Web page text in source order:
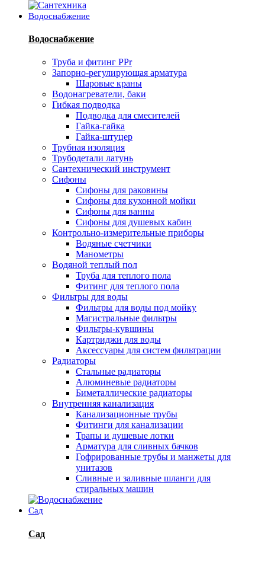
Водоснабжение
Водоснабжение
Труба и фитинг PPr
Запорно-регулирующая арматура
Шаровые краны
Водонагреватели, баки
Гибкая подводка
Подводка для смесителей
Гайка-гайка
Гайка-штуцер
Трубная изоляция
Трубодетали латунь
Сантехнический инструмент
Сифоны
Сифоны для раковины
Сифоны для кухонной мойки
Сифоны для ванны
Сифоны для душевых кабин
Контрольно-измерительные приборы
Водяные счетчики
Манометры
Водяной теплый пол
Труба для теплого пола
Фитинг для теплого пола
Фильтры для воды
Фильтры для воды под мойку
Магистральные фильтры
Фильтры-кувшины
Картриджи для воды
Аксессуары для систем фильтрации
Радиаторы
Стальные радиаторы
Алюминевые радиаторы
Биметаллические радиаторы
Внутренняя канализация
Канализационные трубы
Фитинги для канализации
Трапы и душевые лотки
Арматура для сливных бачков
Гофрированные трубы и манжеты для
унитазов
Сливные и заливные шланги для
стиральных машин
Сад
Сад